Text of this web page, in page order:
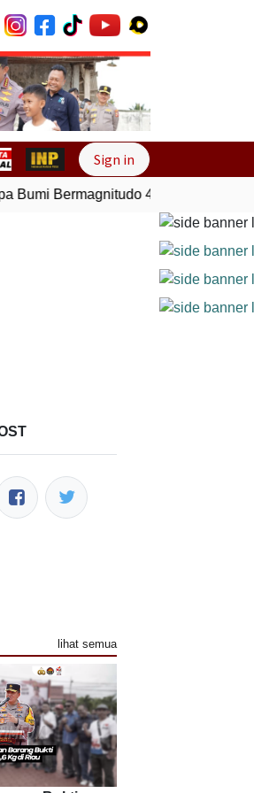
Next
Sign in
Bumi Bermagnitudo 4,0 Guncang
lihat semua